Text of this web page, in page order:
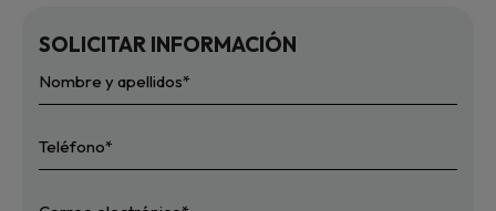
SOLICITAR INFORMACIÓN